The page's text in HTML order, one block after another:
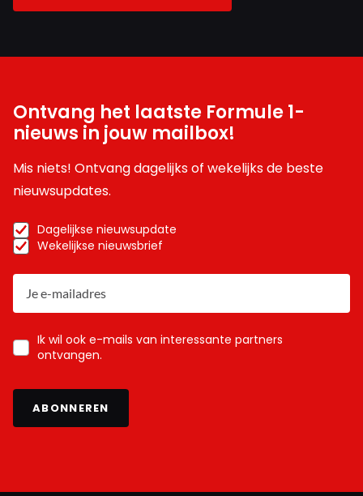
Ontvang het laatste Formule 1-
nieuws in jouw mailbox!
Mis niets! Ontvang dagelijks of wekelijks de beste
nieuwsupdates.
Dagelijkse nieuwsupdate
Wekelijkse nieuwsbrief
Ik wil ook e-mails van interessante partners
ontvangen.
ABONNEREN